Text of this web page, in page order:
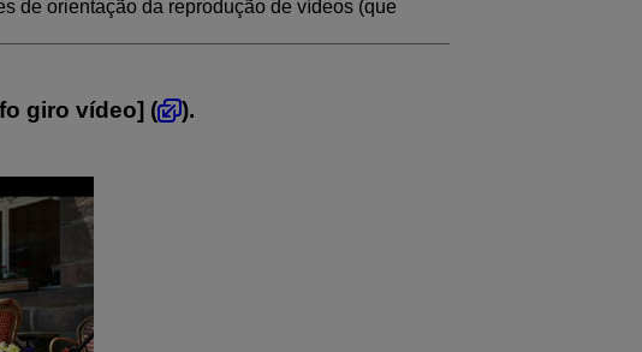
de orientação da reprodução de vídeos (que
giro vídeo] (
).